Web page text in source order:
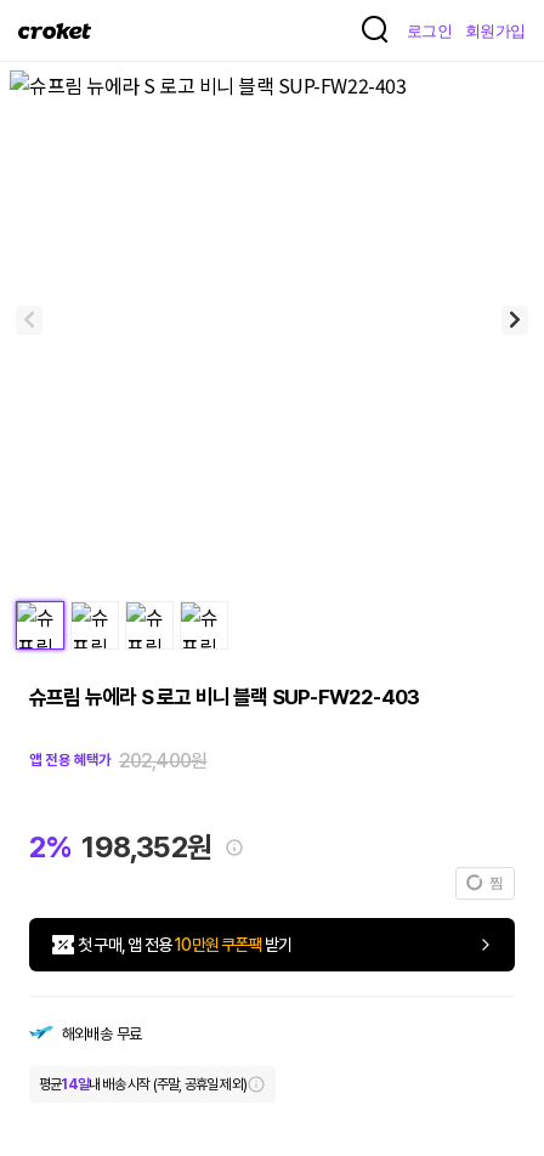
크
켓
로그인 회원가입
슈프림 뉴에라 S 로고 비니 블랙 SUP-FW22-403
앱 전용 혜택가 202,400원
2% 198,352원
찜
첫 구매, 앱 전용10만원 쿠폰팩 받기
해외배송 무료
평균14일내 배송 시작 (주말, 공휴일 제외)